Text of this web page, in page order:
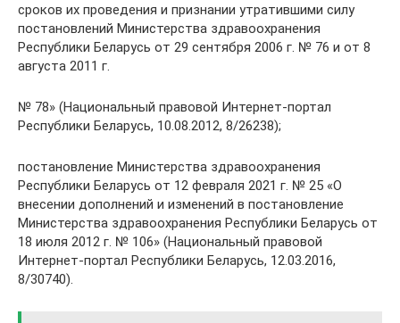
сроков их проведения и признании утратившими силу
постановлений Министерства здравоохранения
Республики Беларусь от 29 сентября 2006 г. № 76 и от 8
августа 2011 г.
№ 78» (Национальный правовой Интернет-портал
Республики Беларусь, 10.08.2012, 8/26238);
постановление Министерства здравоохранения
Республики Беларусь от 12 февраля 2021 г. № 25 «О
внесении дополнений и изменений в постановление
Министерства здравоохранения Республики Беларусь от
18 июля 2012 г. № 106» (Национальный правовой
Интернет-портал Республики Беларусь, 12.03.2016,
8/30740).